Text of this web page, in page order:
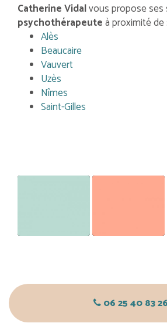
Catherine Vidalvous propose ses
psychothérapeuteà proximité de :
Alès
Beaucaire
Vauvert
Uzès
Nîmes
Saint-Gilles
ENFANT
06 25 40 83 26